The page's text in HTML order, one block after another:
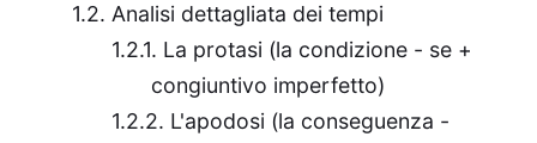
Analisi dettagliata dei tempi
La protasi (la condizione - se +
congiuntivo imperfetto)
L'apodosi (la conseguenza -